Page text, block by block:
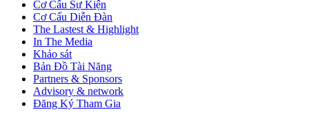
Cơ Cấu Sự Kiện
Cơ Cấu Diễn Đàn
The Lastest & Highlight
In The Media
Khảo sát
Bản Đồ Tài Năng
Partners & Sponsors
Advisory & network
Đăng Ký Tham Gia